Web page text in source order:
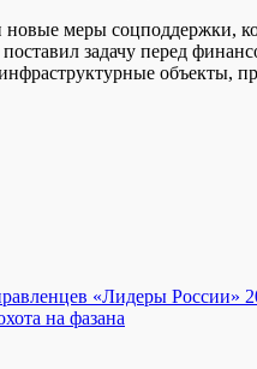
новые меры
поставил задачу перед
объекты,
«Лидеры России»
на фазана